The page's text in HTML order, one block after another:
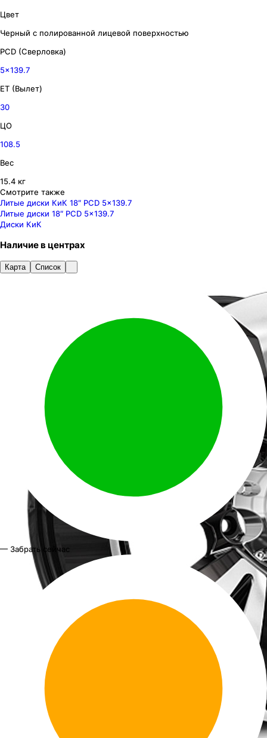
Цвет
Черный с полированной лицевой поверхностью
PCD (Сверловка)
5x139.7
ET (Вылет)
30
ЦО
108.5
Вес
15.4 кг
Смотрите также
Литые диски КиК 18″ PCD 5x139.7
Литые диски 18″ PCD 5x139.7
Диски КиК
Наличиев центрах
Карта Список
— Забрать сейчас